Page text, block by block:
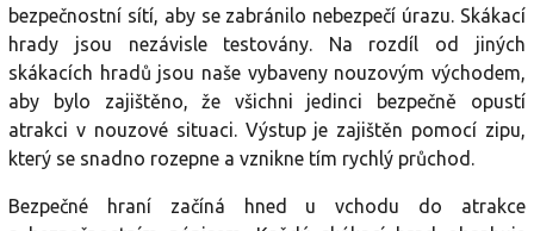
bezpečnostní sítí, aby se zabránilo nebezpečí úrazu. Skákací
hrady jsou nezávisle testovány. Na rozdíl od jiných
skákacích hradů jsou naše vybaveny nouzovým východem,
aby bylo zajištěno, že všichni jedinci bezpečně opustí
atrakci v nouzové situaci. Výstup je zajištěn pomocí zipu,
který se snadno rozepne a vznikne tím rychlý průchod.
Bezpečné hraní začíná hned u vchodu do atrakce